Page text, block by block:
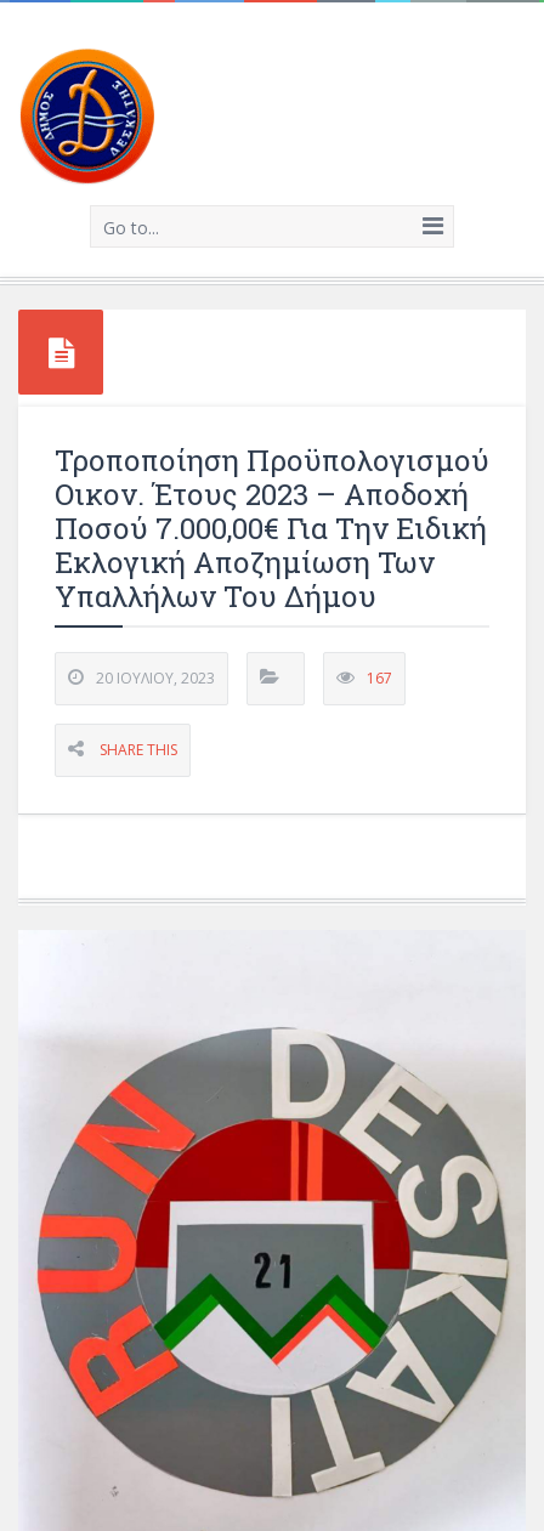
Go to...
Τροποποίηση Προϋπολογισμού
Οικον. Έτους 2023 – Αποδοχή
Ποσού 7.000,00€ Για Την Ειδική
Εκλογική Αποζημίωση Των
Υπαλλήλων Του Δήμου
20 ΙΟΥΛΊΟΥ, 2023 167
SHARE THIS